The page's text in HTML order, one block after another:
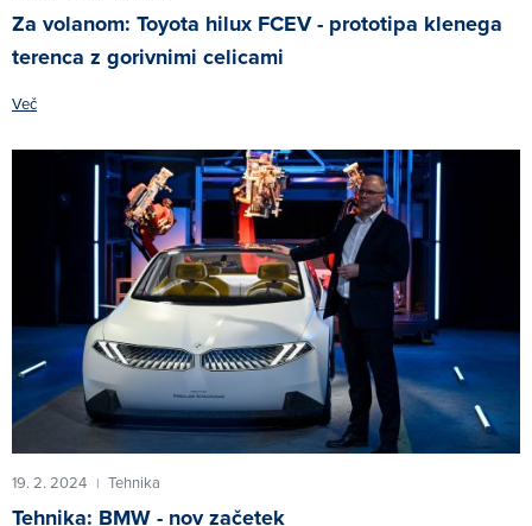
Za volanom: Toyota hilux FCEV - prototipa klenega
terenca z gorivnimi celicami
Več
19. 2. 2024 | Tehnika
Tehnika: BMW - nov začetek